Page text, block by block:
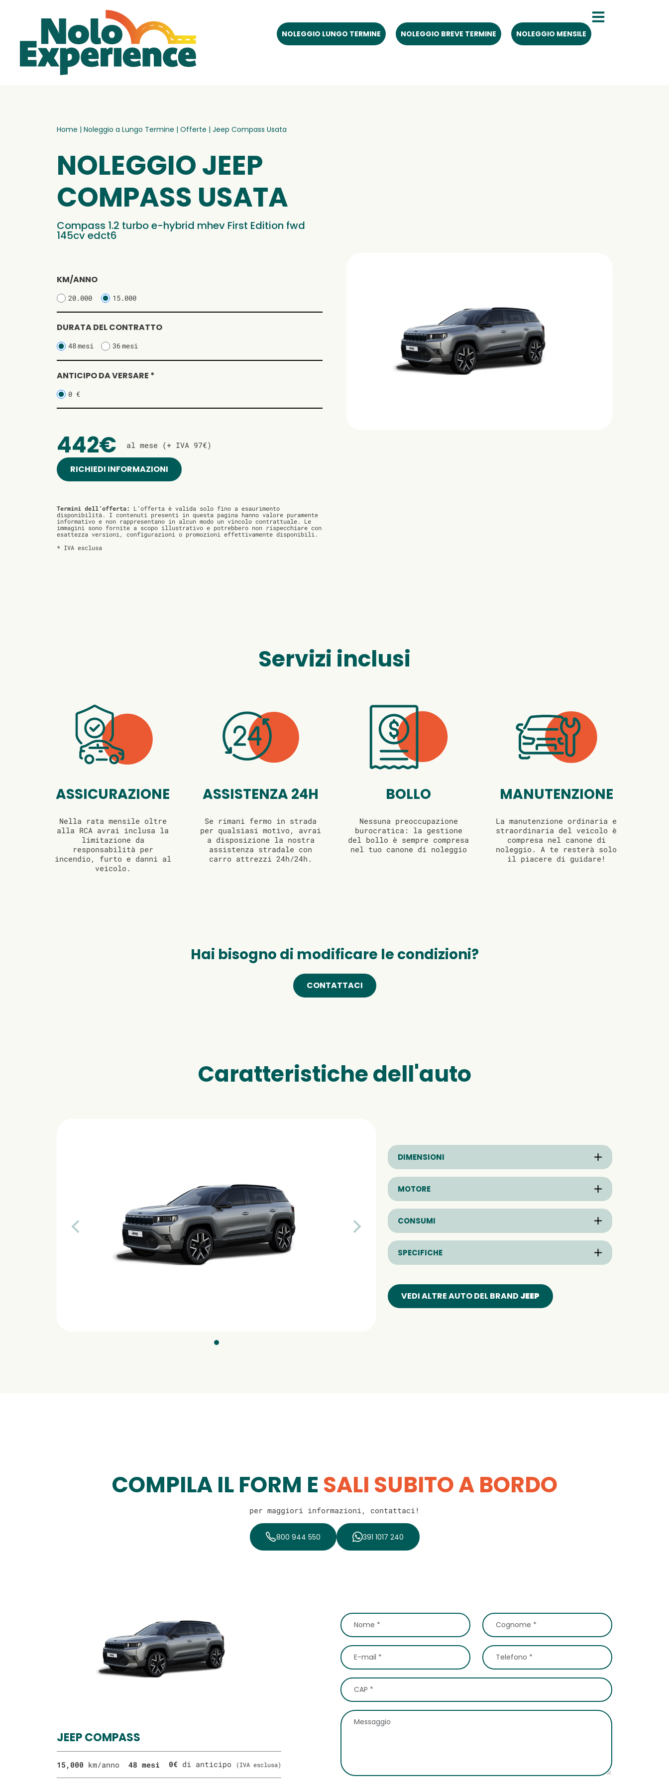
NOLEGGIO LUNGO TERMINE NOLEGGIO BREVE TERMINE NOLEGGIO MENSILE
Home | Noleggio a Lungo Termine | Offerte | Jeep Compass Usata
NOLEGGIO JEEP
COMPASS USATA
Compass 1.2 turbo e-hybrid mhev First Edition fwd
145cv edct6
KM/ANNO
20.000 15.000
DURATA DEL CONTRATTO
48mesi 36mesi
ANTICIPO DA VERSARE *
0 €
442€ al mese (+ IVA 97€)
RICHIEDI INFORMAZIONI
Termini dell’offerta:
L’offerta è valida solo fino a esaurimento
disponibilità. I contenuti presenti in questa pagina hanno valore puramente
informativo e non rappresentano in alcun modo un vincolo contrattuale. Le
immagini sono fornite a scopo illustrativo e potrebbero non rispecchiare con
esattezza versioni, configurazioni o promozioni effettivamente disponibili.
* IVA esclusa
Servizi inclusi
ASSICURAZIONE
Nella rata mensile oltre
alla RCA avrai inclusa la
limitazione da
responsabilità per
incendio, furto e danni al
veicolo.
ASSISTENZA 24H
Se rimani fermo in strada
per qualsiasi motivo, avrai
a disposizione la nostra
assistenza stradale con
carro attrezzi 24h/24h.
BOLLO
Nessuna preoccupazione
burocratica: la gestione
del bollo è sempre compresa
nel tuo canone di noleggio
MANUTENZIONE
La manutenzione ordinaria e
straordinaria del veicolo è
compresa nel canone di
noleggio. A te resterà solo
il piacere di guidare!
Hai bisogno di modificare le condizioni?
CONTATTACI
Caratteristiche dell'auto
DIMENSIONI
MOTORE
CONSUMI
SPECIFICHE
VEDI ALTRE AUTO DEL BRAND JEEP
COMPILA IL FORM E SALI SUBITO A BORDO
per maggiori informazioni, contattaci!
800 944 550 391 1017 240
JEEP COMPASS
15,000 km/anno 48 mesi 0€ di anticipo (IVA esclusa)